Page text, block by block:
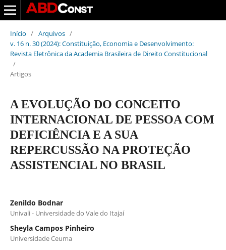
Início / Arquivos /
v. 16 n. 30 (2024): Constituição, Economia e Desenvolvimento:
Revista Eletrônica da Academia Brasileira de Direito Constitucional
/
Artigos
A EVOLUÇÃO DO CONCEITO
INTERNACIONAL DE PESSOA COM
DEFICIÊNCIA E A SUA
REPERCUSSÃO NA PROTEÇÃO
ASSISTENCIAL NO BRASIL
Zenildo Bodnar
Univali - Universidade do Vale do Itajaí
Sheyla Campos Pinheiro
Universidade Ceuma